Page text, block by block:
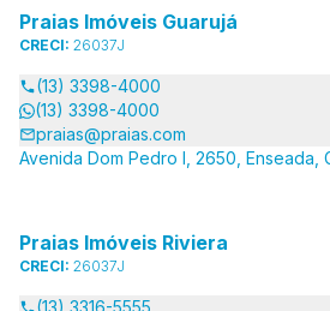
Praias Imóveis Guarujá
CRECI: 26037J
(13) 3398-4000
(13) 3398-4000
praias@praias.com
Avenida Dom Pedro I, 2650, Enseada,
Praias Imóveis Riviera
CRECI: 26037J
(13) 3316-5555